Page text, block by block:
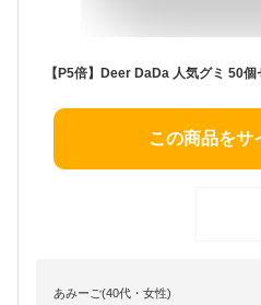
この商品をサ
あみーご(40代・女性)